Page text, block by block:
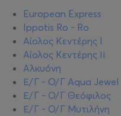
European Express
Ippotis Ro - Ro
Αίολος Κεντέρης I
Αίολος Κεντέρης ΙΙ
Αλκυόνη
Ε/Γ - Ο/Γ Aqua Jewel
Ε/Γ - Ο/Γ Θεόφιλος
Ε/Γ - Ο/Γ Μυτιλήνη